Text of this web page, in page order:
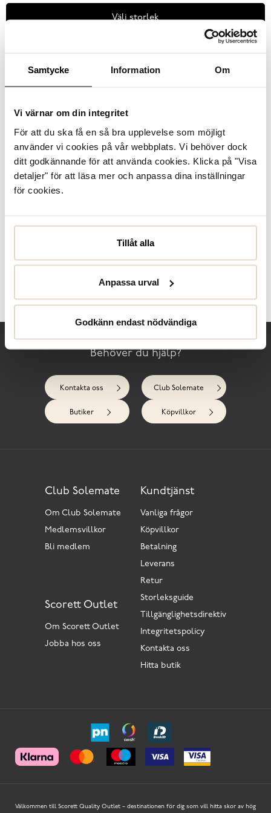
Samtycke Information Om
Vi värnar om din integritet
För att du ska få en så bra upplevelse som möjligt
använder vi cookies på vår webbplats. Vi behöver dock
ditt godkännande för att använda cookies. Klicka på "Visa
detaljer" för att läsa mer och anpassa dina inställningar
för cookies.
Tillåt alla
Anpassa urval
Godkänn endast nödvändiga
Välj storlek
Läder Uttagbar innersula Vattentät
Agere Savello GTX från Polecat - funktionella slip-in
lågskor med vattentätt membran och Anti-shock sula.
Recensioner
Behöver du hjälp?
Kontakta oss Club Solemate
Butiker Köpvillkor
Kundtjänst
Vanliga frågor
Köpvillkor
Betalning
Leverans
Retur
Storleksguide
Tillgänglighetsdirektiv
Integritetspolicy
Kontakta oss
Hitta butik
Scorett Outlet
Om Scorett Outlet
Jobba hos oss
Club Solemate
Om Club Solemate
Medlemsvillkor
Bli medlem
Välkommen till Scorett Quality Outlet – destinationen för dig som vill hitta skor av hög